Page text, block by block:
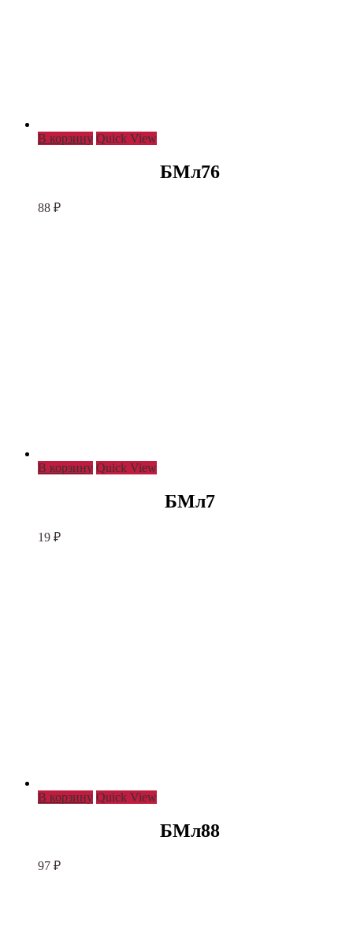
В корзину Quick View
БМл76
88 ₽
В корзину Quick View
БМл7
19 ₽
В корзину Quick View
БМл88
97 ₽